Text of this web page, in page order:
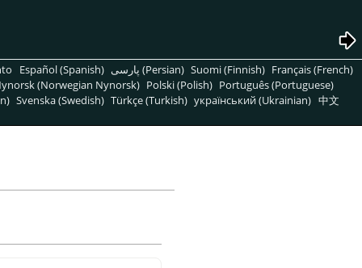
Español (Spanish) پارسی (Persian) Suomi (Finnish) Français (French)
(Norwegian Nynorsk) Polski (Polish) Português (Portuguese)
Svenska (Swedish) Türkçe (Turkish) український (Ukrainian) 中文